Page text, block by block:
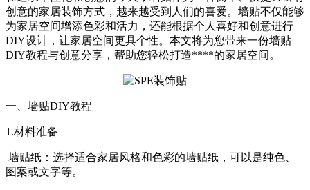
创意的家居装饰方式，越来越受到人们的喜爱。墙贴不仅能够
为家居空间增添色彩和活力，还能根据个人喜好和创意进行
DIY设计，让家居空间更具个性。本文将为您带来一份墙贴
DIY教程与创意分享，帮助您轻松打造****的家居空间。
一、墙贴DIY教程
1.材料准备
墙贴纸：选择适合家居风格和色彩的墙贴纸，可以是纯色、
图案或文字等。